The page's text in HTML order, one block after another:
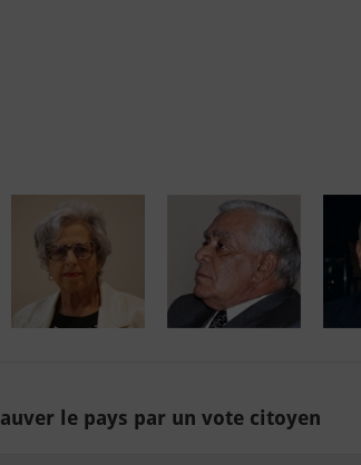
le pays par un vote citoyen